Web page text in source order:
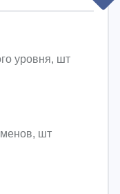
уровня, шт
шт